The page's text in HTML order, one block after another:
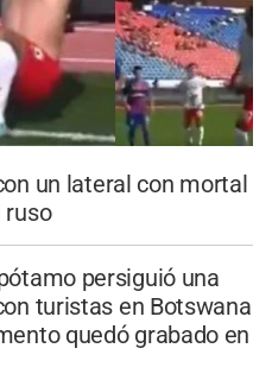
un lateral con mortal
ruso
persiguió una
turistas en Botswana
quedó grabado en